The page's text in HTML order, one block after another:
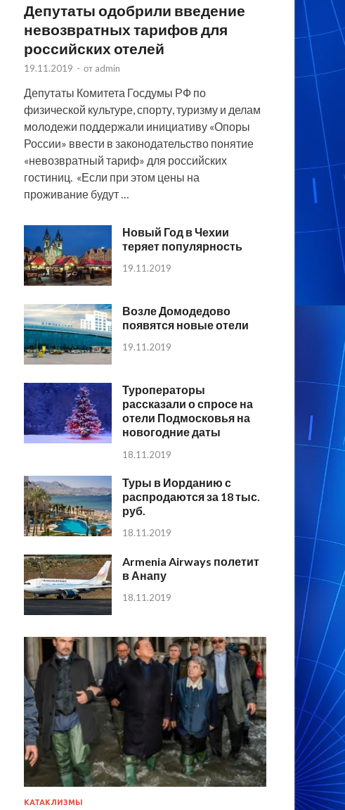
Депутаты одобрили введение
невозвратных тарифов для
российских отелей
19.11.2019 - от admin
Депутаты Комитета Госдумы РФ по
физической культуре, спорту, туризму и делам
молодежи поддержали инициативу «Опоры
России» ввести в законодательство понятие
«невозвратный тариф» для российских
гостиниц. «Если при этом цены на
проживание будут …
Новый Год в Чехии
теряет популярность
19.11.2019
Возле Домодедово
появятся новые отели
19.11.2019
Туроператоры
рассказали о спросе на
отели Подмосковья на
новогодние даты
18.11.2019
Туры в Иорданию с
распродаются за 18 тыс.
руб.
18.11.2019
Armenia Airways полетит
в Анапу
18.11.2019
КАТАКЛИЗМЫ